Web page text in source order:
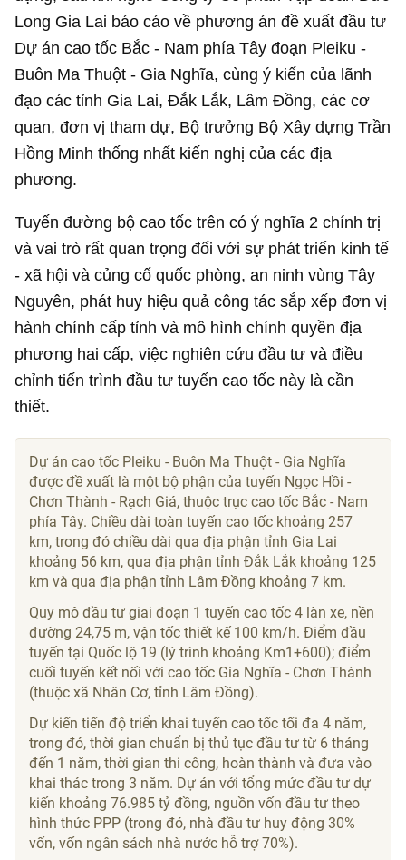
Long Gia Lai báo cáo về phương án đề xuất đầu tư
Dự án cao tốc Bắc - Nam phía Tây đoạn Pleiku -
Buôn Ma Thuột - Gia Nghĩa, cùng ý kiến của lãnh
đạo các tỉnh Gia Lai, Đắk Lắk, Lâm Đồng, các cơ
quan, đơn vị tham dự, Bộ trưởng Bộ Xây dựng Trần
Hồng Minh thống nhất kiến nghị của các địa
phương.
Tuyến đường bộ cao tốc trên có ý nghĩa 2 chính trị
và vai trò rất quan trọng đối với sự phát triển kinh tế
- xã hội và củng cố quốc phòng, an ninh vùng Tây
Nguyên, phát huy hiệu quả công tác sắp xếp đơn vị
hành chính cấp tỉnh và mô hình chính quyền địa
phương hai cấp, việc nghiên cứu đầu tư và điều
chỉnh tiến trình đầu tư tuyến cao tốc này là cần
thiết.
Dự án cao tốc Pleiku - Buôn Ma Thuột - Gia Nghĩa
được đề xuất là một bộ phận của tuyến Ngọc Hồi -
Chơn Thành - Rạch Giá, thuộc trục cao tốc Bắc - Nam
phía Tây. Chiều dài toàn tuyến cao tốc khoảng 257
km, trong đó chiều dài qua địa phận tỉnh Gia Lai
khoảng 56 km, qua địa phận tỉnh Đắk Lắk khoảng 125
km và qua địa phận tỉnh Lâm Đồng khoảng 7 km.
Quy mô đầu tư giai đoạn 1 tuyến cao tốc 4 làn xe, nền
đường 24,75 m, vận tốc thiết kế 100 km/h. Điểm đầu
tuyến tại Quốc lộ 19 (lý trình khoảng Km1+600); điểm
cuối tuyến kết nối với cao tốc Gia Nghĩa - Chơn Thành
(thuộc xã Nhân Cơ, tỉnh Lâm Đồng).
Dự kiến tiến độ triển khai tuyến cao tốc tối đa 4 năm,
trong đó, thời gian chuẩn bị thủ tục đầu tư từ 6 tháng
đến 1 năm, thời gian thi công, hoàn thành và đưa vào
khai thác trong 3 năm. Dự án với tổng mức đầu tư dự
kiến khoảng76.985 tỷ đồng, nguồn vốn đầu tư theo
hình thức PPP (trong đó, nhà đầu tư huy động 30%
vốn, vốn ngân sách nhà nước hỗ trợ 70%).